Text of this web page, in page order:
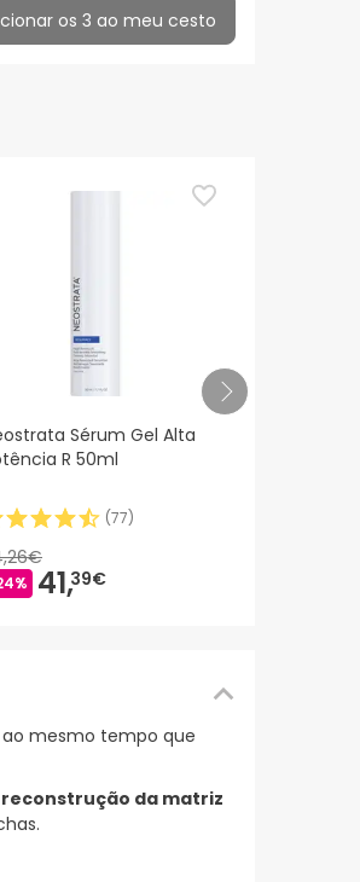
os 3 ao meu cesto
Sérum Gel Alta
R 50ml
(77)
41,39€
ao mesmo tempo que
reconstrução da matriz